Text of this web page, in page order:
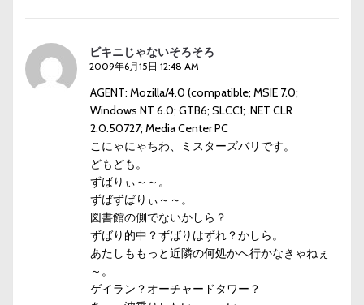
ビキニじゃないそろそろ
2009年6月15日 12:48 AM
AGENT: Mozilla/4.0 (compatible; MSIE 7.0;
Windows NT 6.0; GTB6; SLCC1; .NET CLR
2.0.50727; Media Center PC
こにゃにゃちわ、ミスターズバリです。
どもども。
ずばりぃ～～。
ずばずばりぃ～～。
図書館の側でないかしら？
ずばり的中？ずばりはずれ？かしら。
あたしももっと近隣の何処かへ行かなきゃねぇ
～。
ゲイラン？オーチャードタワー？